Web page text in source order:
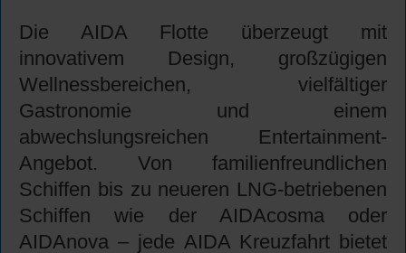
Die AIDA Flotte überzeugt mit
innovativem Design, großzügigen
Wellnessbereichen, vielfältiger
Gastronomie und einem
abwechslungsreichen Entertainment-
Angebot. Von familienfreundlichen
Schiffen bis zu neueren LNG-betriebenen
Schiffen wie der AIDAcosma oder
AIDAnova – jede AIDA Kreuzfahrt bietet